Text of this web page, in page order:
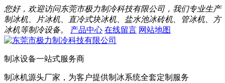
您好，欢迎访问东莞市极力制冷科技有限公司，我们专业生产
制冰机、片冰机、直冷式块冰机、盐水池冰砖机、管冰机、方
冰机等制冷设备。
产品中心 在线留言 网站地图
制冰设备一站式服务商
制冰机源头厂家，为客户提供制冰系统全套定制服务